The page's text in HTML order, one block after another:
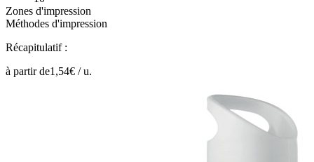
Zones d'impression
Méthodes d'impression
Récapitulatif :
à partir de1,54€ /u.